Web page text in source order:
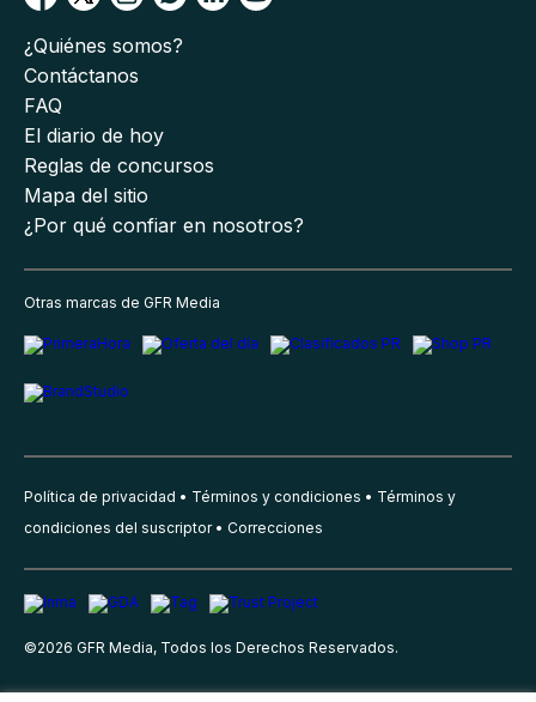
¿Quiénes somos?
Contáctanos
FAQ
El diario de hoy
Reglas de concursos
Mapa del sitio
¿Por qué confiar en nosotros?
Otras marcas de GFR Media
Política de privacidad Términos y condiciones
Términos y
condiciones del suscriptor
Correcciones
©2026 GFR Media, Todos los Derechos Reservados.